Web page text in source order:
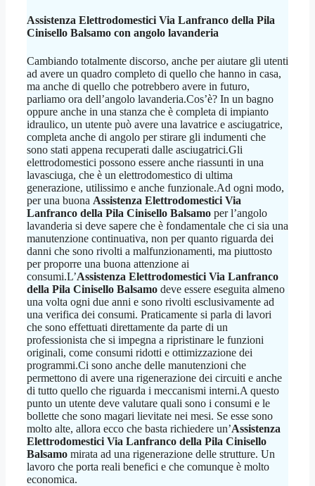
Assistenza Elettrodomestici Via Lanfranco della Pila
Cinisello Balsamo con angolo lavanderia
Cambiando totalmente discorso, anche per aiutare gli utenti
ad avere un quadro completo di quello che hanno in casa,
ma anche di quello che potrebbero avere in futuro,
parliamo ora dell’angolo lavanderia.Cos’è? In un bagno
oppure anche in una stanza che è completa di impianto
idraulico, un utente può avere una lavatrice e asciugatrice,
completa anche di angolo per stirare gli indumenti che
sono stati appena recuperati dalle asciugatrici.Gli
elettrodomestici possono essere anche riassunti in una
lavasciuga, che è un elettrodomestico di ultima
generazione, utilissimo e anche funzionale.Ad ogni modo,
per una buona Assistenza Elettrodomestici Via
Lanfranco della Pila Cinisello Balsamo per l’angolo
lavanderia si deve sapere che è fondamentale che ci sia una
manutenzione continuativa, non per quanto riguarda dei
danni che sono rivolti a malfunzionamenti, ma piuttosto
per proporre una buona attenzione ai
consumi.L’Assistenza Elettrodomestici Via Lanfranco
della Pila Cinisello Balsamo deve essere eseguita almeno
una volta ogni due anni e sono rivolti esclusivamente ad
una verifica dei consumi. Praticamente si parla di lavori
che sono effettuati direttamente da parte di un
professionista che si impegna a ripristinare le funzioni
originali, come consumi ridotti e ottimizzazione dei
programmi.Ci sono anche delle manutenzioni che
permettono di avere una rigenerazione dei circuiti e anche
di tutto quello che riguarda i meccanismi interni.A questo
punto un utente deve valutare quali sono i consumi e le
bollette che sono magari lievitate nei mesi. Se esse sono
molto alte, allora ecco che basta richiedere un’Assistenza
Elettrodomestici Via Lanfranco della Pila Cinisello
Balsamo mirata ad una rigenerazione delle strutture. Un
lavoro che porta reali benefici e che comunque è molto
economica.